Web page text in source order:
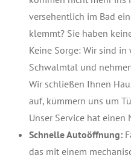
versehentlich im Bad
klemmt? Sie haben
Keine Sorge: Wir sind
Schwalmtal und
Wir schließen Ihnen
auf, kümmern uns um
Unser Service hat einen
Schnelle Autoöffnung:
das mit einem